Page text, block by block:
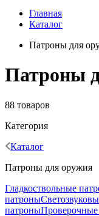
Главная
Каталог
Патроны для
Патроны
88 товаров
Категория
Каталог
Патроны для оружия
Гладкоствольные
патроны
патроны